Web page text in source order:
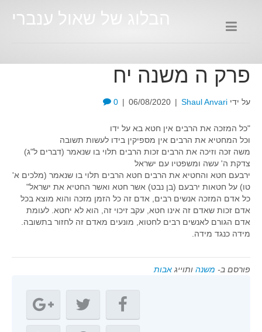
הבלוג של שאול ענברי
פרק ה משנה יח
על ידי Shaul Anvari
|
06/08/2020
|
0
"כל המזכה את הרבים אין חטא בא על ידו
וכל המחטיא את הרבים אין מספיקין בידו לעשות תשובה
משה זכה וזיכה את הרבים זכות הרבים תלוי בו שנאמר (דברים ל"ג)
צדקת ה' עשה ומשפטיו עם ישראל
ירבעם חטא והחטיא את הרבים חטא הרבים תלוי בו שנאמר (מלכים א'
טו) על חטאות ירבעם (בן נבט) אשר חטא ואשר החטיא את ישראל"
כל אדם המזכה אנשים רבים, אדם זה כל הזמן מזכה והוא מוצא בכל
אדם זכות שאדם זה אינו חטא, עקב זיכוי זה, הוא לא יחטא. לעומת
אדם הגורם לאנשים רבים לחטוא, מונעים מאדם זה לחזור בתשובה.
מידה כנגד מידה.
פורסם ב- משנה ותוייג אבות